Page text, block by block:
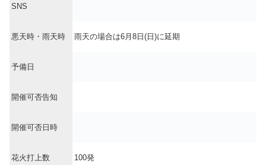
SNS
悪天時・雨天時 雨天の場合は6月8日(日)に延期
予備日
開催可否告知
開催可否日時
花火打上数 100発